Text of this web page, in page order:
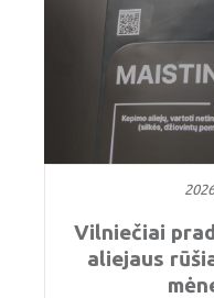
Vilniečiai
aliejaus